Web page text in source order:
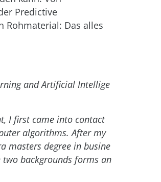
Predictive
Rohmaterial: Das alles
and Artificial Intellige
I first came into contact
algorithms. After my
masters degree in busine
two backgrounds forms an